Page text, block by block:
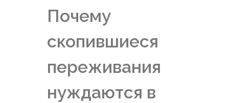
Почему
скопившиеся
переживания
нуждаются в